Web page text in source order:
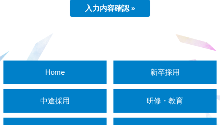
Home 新卒採用
中途採用 研修・教育